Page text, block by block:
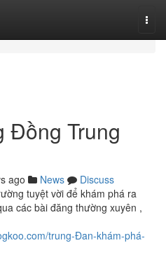
Đồng Trung
ago News
Discuss
tuyệt vời để khám phá ra
các bài đăng thường xuyên ,
trung-Đan-khám-phá-